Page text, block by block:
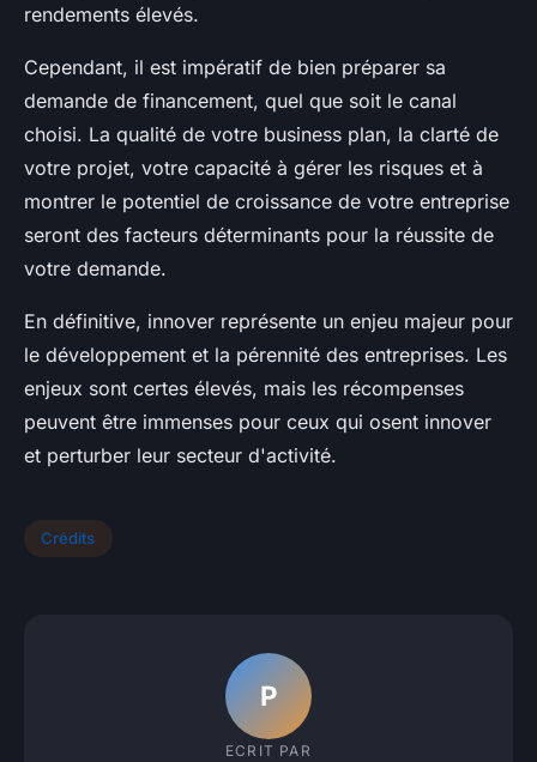
rendements élevés.
Cependant, il est impératif de bien préparer sa
demande de financement, quel que soit le canal
choisi. La qualité de votre business plan, la clarté de
votre projet, votre capacité à gérer les risques et à
montrer le potentiel de croissance de votre entreprise
seront des facteurs déterminants pour la réussite de
votre demande.
En définitive, innover représente un enjeu majeur pour
le développement et la pérennité des entreprises. Les
enjeux sont certes élevés, mais les récompenses
peuvent être immenses pour ceux qui osent innover
et perturber leur secteur d'activité.
Crédits
P
ECRIT PAR